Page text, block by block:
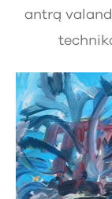
antrą